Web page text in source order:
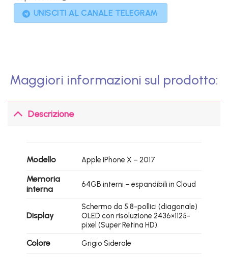
UNISCITI AL CANALE TELEGRAM
Maggiori informazioni sul prodotto:
Descrizione
Modello Apple iPhone X – 2017
Memoria
interna
64GB interni – espandibili in Cloud
Display
Schermo da 5.8-pollici (diagonale)
OLED con risoluzione 2436×1125-
pixel (Super Retina HD)
Colore Grigio Siderale